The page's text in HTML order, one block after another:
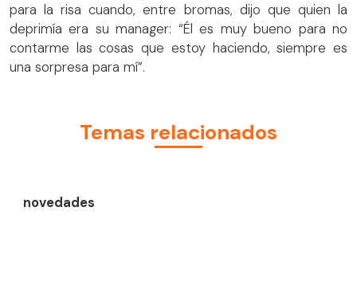
para la risa cuando, entre bromas, dijo que quien la
deprimía era su manager: “Él es muy bueno para no
contarme las cosas que estoy haciendo, siempre es
una sorpresa para mí”.
Temas relacionados
novedades